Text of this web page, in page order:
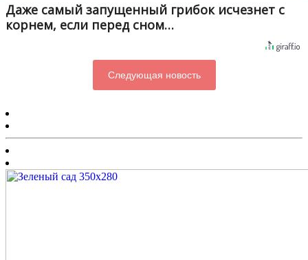
Даже самый запущенный грибок исчезнет с
корнем, если перед сном…
Следующая новость